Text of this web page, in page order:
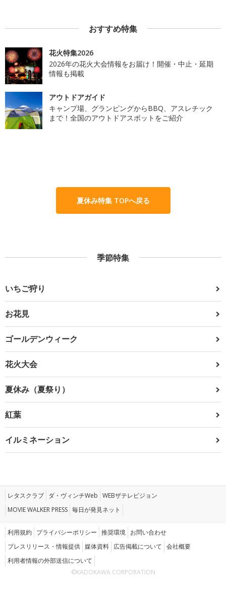
おすすめ特集
花火特集2026
2026年の花火大会情報をお届け！開催・中止・延期
情報も掲載
アウトドアガイド
キャンプ場、グランピングからBBQ、アスレチック
まで！全国のアウトドアスポットをご紹介
夏休み特集 TOPへ戻る
季節特集
いちご狩り
お花見
ゴールデンウィーク
花火大会
夏休み（夏祭り）
紅葉
イルミネーション
レタスクラブ ダ・ヴィンチWeb WEBザテレビジョン
MOVIE WALKER PRESS 毎日が発見ネット
利用規約 プライバシーポリシー 推奨環境 お問い合わせ
プレスリリース・情報提供 媒体資料 広告掲載について 会社概要
利用者情報の外部送信について
©KADOKAWA CORPORATION